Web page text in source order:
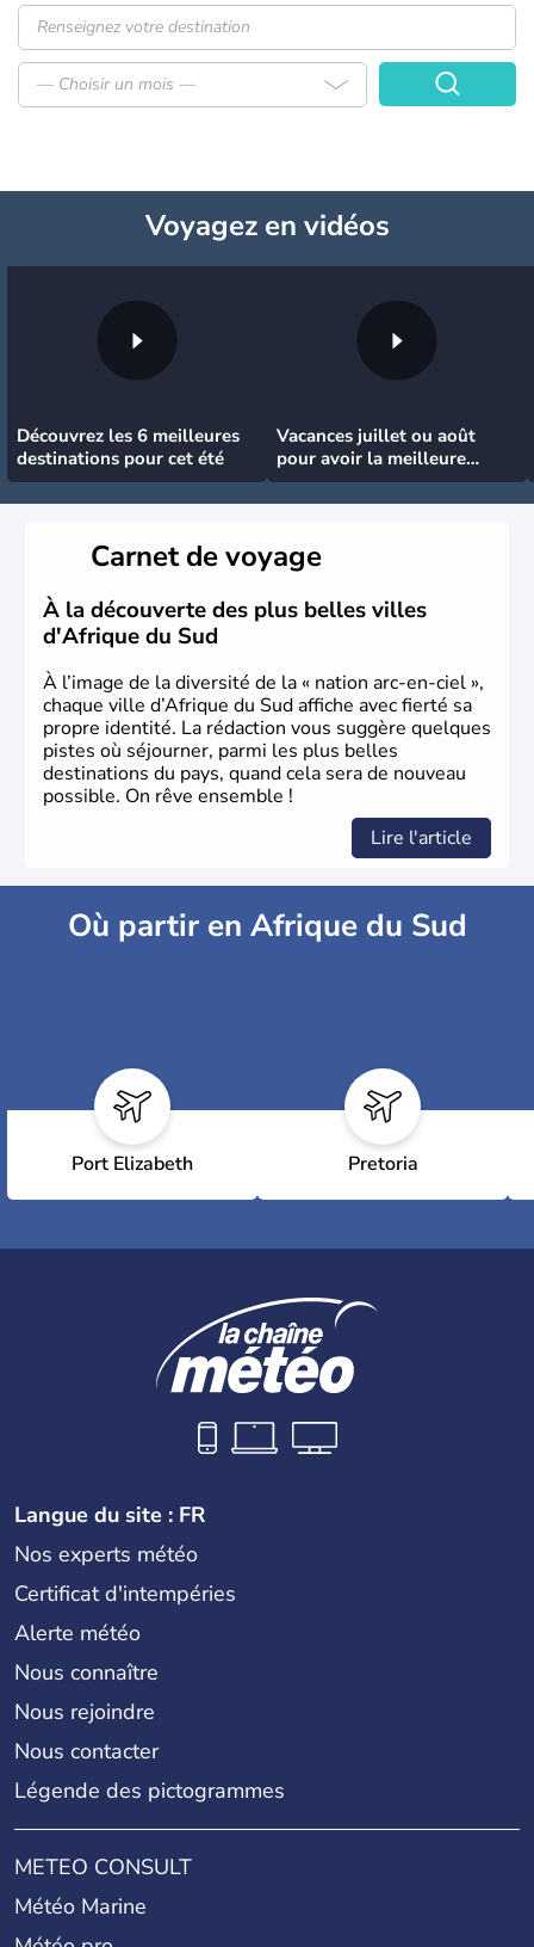
— Choisir un mois —
Voyagezen vidéos
Découvrez les 6 meilleures
destinations pour cet été
Vacances juillet ou août
pour avoir la meilleure
météo
Carnet de voyage
À la découverte des plus belles villes
d'Afrique du Sud
À l’image de la diversité de la « nation arc-en-ciel »,
chaque ville d’Afrique du Sud affiche avec fierté sa
propre identité. La rédaction vous suggère quelques
pistes où séjourner, parmi les plus belles
destinations du pays, quand cela sera de nouveau
possible. On rêve ensemble !
Lire l'article
Où partir en Afrique du Sud
Port Elizabeth Pretoria
Langue du site : FR
Nos experts météo
Certificat d'intempéries
Alerte météo
Nous connaître
Nous rejoindre
Nous contacter
Légende des pictogrammes
METEO CONSULT
Météo Marine